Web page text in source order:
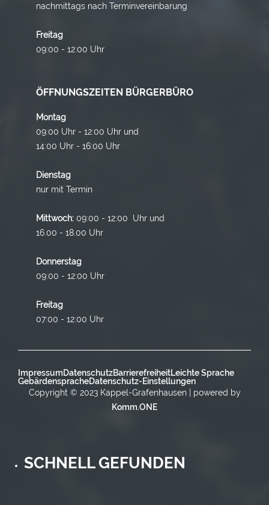
nachmittags nach Terminvereinbarung
Freitag
09:00 - 12:00 Uhr
ÖFFNUNGSZEITEN BÜRGERBÜRO
Montag
09:00 Uhr - 12:00 Uhr und
14:00 Uhr - 16:00 Uhr
Dienstag
nur mit Termin
Mittwoch: 09:00 - 12:00 Uhr und
16.00 - 18.00 Uhr
Donnerstag
09:00 - 12:00 Uhr
Freitag
07:00 - 12:00 Uhr
ImpressumDatenschutzBarrierefreiheitLeichte Sprache
GebärdenspracheDatenschutz-Einstellungen
Copyright © 2023 Kappel-Grafenhausen | powered by
Komm.ONE
SCHNELL GEFUNDEN